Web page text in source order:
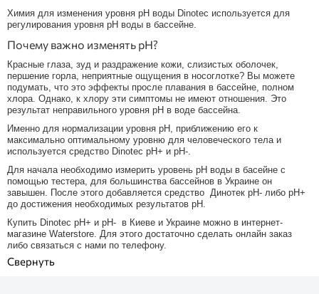
Химия для изменения уровня pH воды Dinotec используется для
регулирования уровня pH воды в бассейне.
Почему важно изменять pH?
Красные глаза, зуд и раздражение кожи, слизистых оболочек,
першение горла, неприятные ощущения в носоглотке? Вы можете
подумать, что это эффекты просле плавания в бассейне, полном
хлора. Однако, к хлору эти симптомы не имеют отношения. Это
результат неправильного уровня pH в воде бассейна.
Именно для нормализации уровня pH, приближению его к
максимально оптимальному уровню для человеческого тела и
используется средство Dinotec pH+ и pH-.
Для начала необходимо измерить уровень pH воды в басейне с
помощью тестера, для большинства бассейнов в Украине он
завышен. После этого добавляется средство Динотек pH- либо pH+
до достижения необходимых результатов pH.
Купить Dinotec pH+ и pH- в Киеве и Украине можно в интернет-
магазине Waterstore. Для этого достаточно сделать онлайн заказ
либо связаться с нами по телефону.